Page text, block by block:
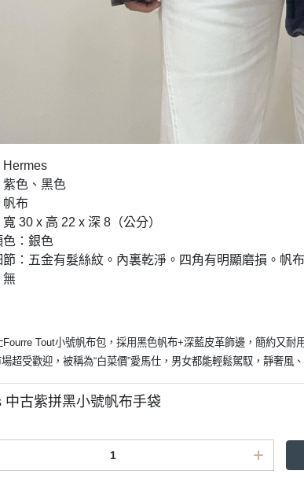
色、黑色
布
30 x 高 22 x 深 8（公分）
：銀色
：五金有髮絲紋。內裏乾淨。四角有明顯磨損。帆
Fourre Tout小號帆布包，採用黑色帆布+深藍皮革飾邊，簡約又
超受歡迎，被稱為“白菜價”愛馬仕，男女都能輕鬆駕馭，靜奢風
中古紫拼黑小號帆布手袋